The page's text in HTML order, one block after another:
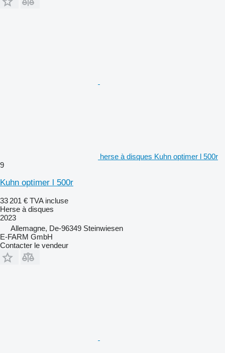
herse à disques Kuhn optimer l 500r
9
Kuhn optimer l 500r
33 201 € TVA incluse
Herse à disques
2023
Allemagne, De-96349 Steinwiesen
E-FARM GmbH
Contacter le vendeur